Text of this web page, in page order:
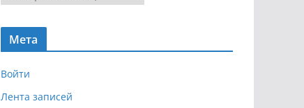
я
р
х
Мета
Войти
Лента записей